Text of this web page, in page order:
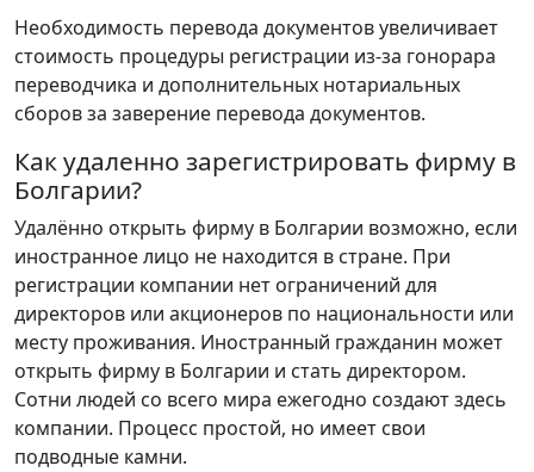
Необходимость перевода документов увеличивает
стоимость процедуры регистрации из-за гонорара
переводчика и дополнительных нотариальных
сборов за заверение перевода документов.
Как удаленно зарегистрировать фирму в
Болгарии?
Удалённо открыть фирму в Болгарии возможно, если
иностранное лицо не находится в стране. При
регистрации компании нет ограничений для
директоров или акционеров по национальности или
месту проживания. Иностранный гражданин может
открыть фирму в Болгарии и стать директором.
Сотни людей со всего мира ежегодно создают здесь
компании. Процесс простой, но имеет свои
подводные камни.